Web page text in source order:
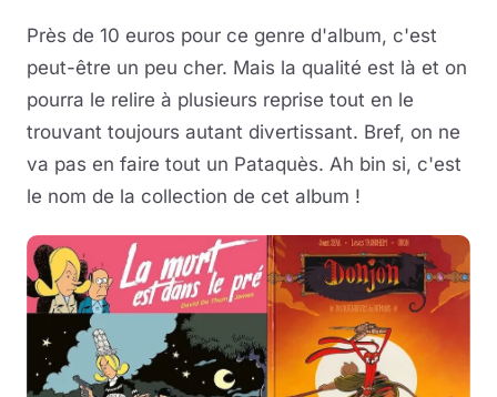
Près de 10 euros pour ce genre d'album, c'est
peut-être un peu cher. Mais la qualité est là et on
pourra le relire à plusieurs reprise tout en le
trouvant toujours autant divertissant. Bref, on ne
va pas en faire tout un Pataquès. Ah bin si, c'est
le nom de la collection de cet album !